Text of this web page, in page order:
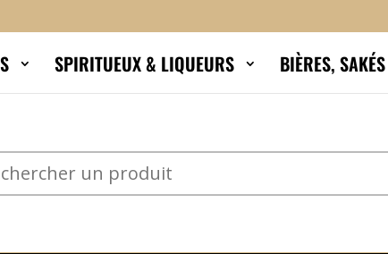
SPIRITUEUX & LIQUEURS BIÈRES,